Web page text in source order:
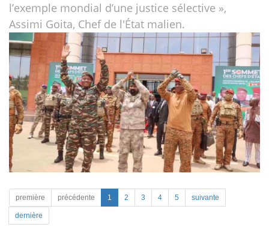
l’exemple mondial d’une justice sélective »,
Assimi Goita, Chef de l'État malien.
première précédente 1 2 3 4 5 suivante
dernière